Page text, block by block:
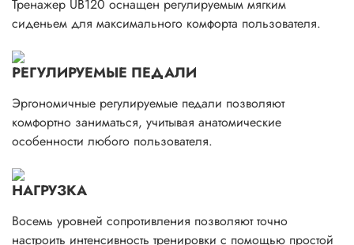
Тренажер UB120 оснащен регулируемым мягким
сиденьем для максимального комфорта пользователя.
РЕГУЛИРУЕМЫЕ ПЕДАЛИ
Эргономичные регулируемые педали позволяют
комфортно заниматься, учитывая анатомические
особенности любого пользователя.
НАГРУЗКА
Восемь уровней сопротивления позволяют точно
настроить интенсивность тренировки с помощью простой